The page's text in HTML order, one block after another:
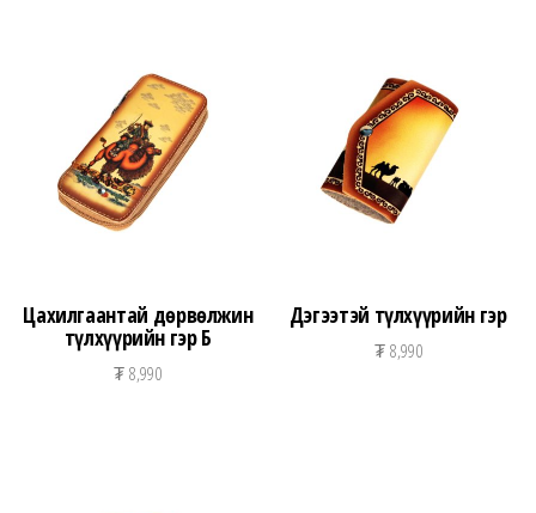
Цахилгаантай дөрвөлжин
түлхүүрийн гэр Б
₮8,990
Дэгээтэй түлхүүрийн гэр
₮8,990